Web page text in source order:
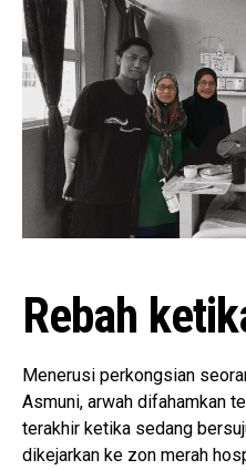
Rebah
Menerusi perkongsian
Asmuni, arwah difahamkan
terakhir ketika sedang
dikejarkan ke zon merah